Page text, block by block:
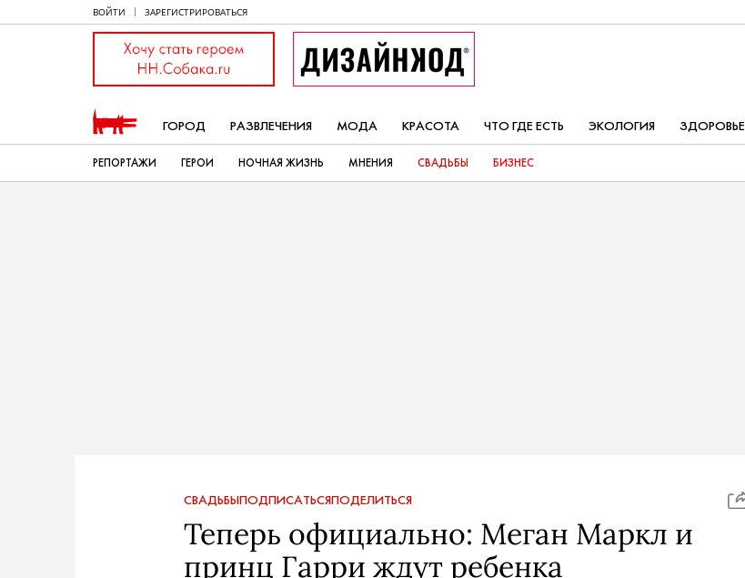
ВОЙТИ ЗАРЕГИСТРИРОВАТЬСЯ
ГОРОД РАЗВЛЕЧЕНИЯ МОДА КРАСОТА ЧТО ГДЕ ЕСТЬ ЭКОЛОГИЯ ЗДОРОВЬЕ
РЕПОРТАЖИ ГЕРОИ НОЧНАЯ ЖИЗНЬ МНЕНИЯ СВАДЬБЫ БИЗНЕС
СВАДЬБЫПОДПИСАТЬСЯПОДЕЛИТЬСЯ
Теперь официально: Меган Маркл и
принц Гарри ждут ребенка